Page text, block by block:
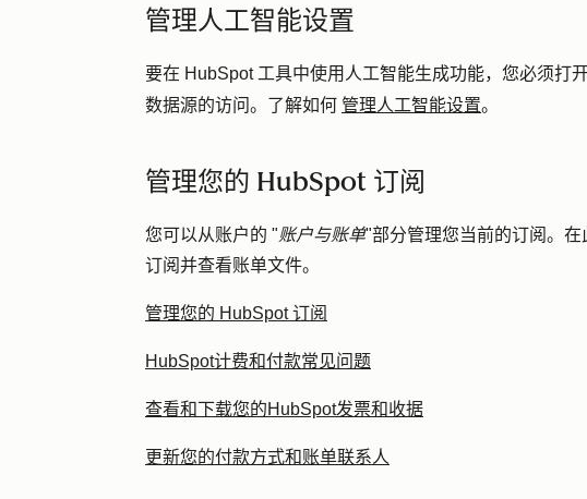
管理人工智能设置
要在 HubSpot 工具中使用人工智能生成功能，您必须打
数据源的访问。了解如何 管理人工智能设置。
管理您的 HubSpot 订阅
您可以从账户的 "账户与账单"部分管理您当前的订阅。
订阅并查看账单文件。
管理您的 HubSpot 订阅
HubSpot计费和付款常见问题
查看和下载您的HubSpot发票和收据
更新您的付款方式和账单联系人